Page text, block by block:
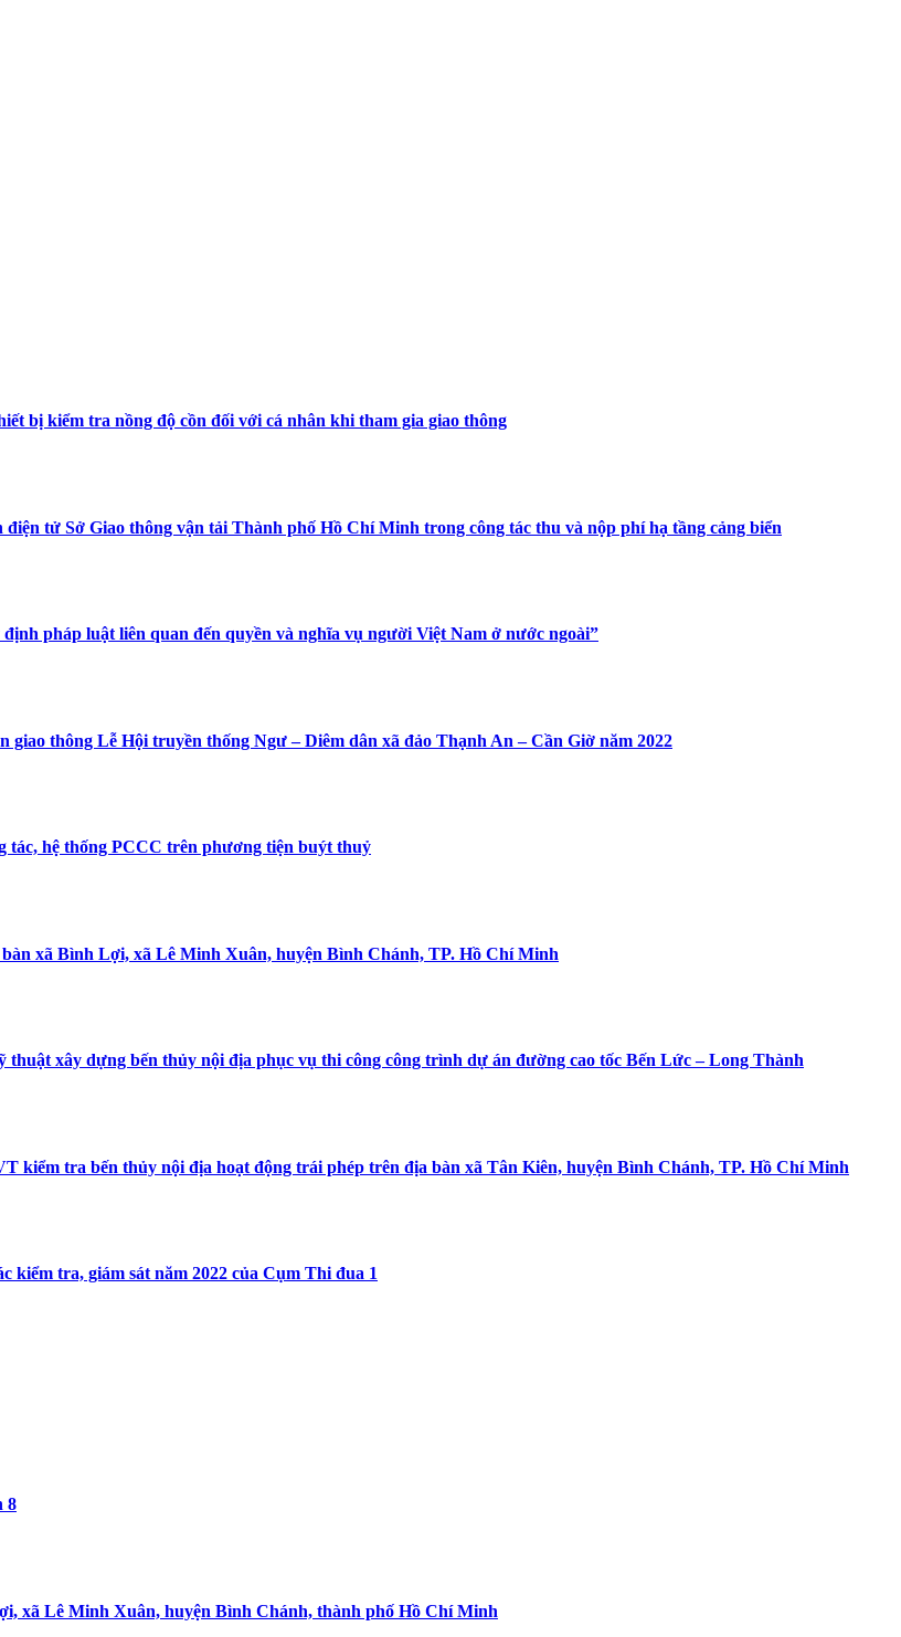
bị kiểm tra nồng độ cồn đối với cá nhân khi tham gia giao thông
tử Sở Giao thông vận tải Thành phố Hồ Chí Minh trong công tác thu và nộp phí hạ tầng cảng biển
pháp luật liên quan đến quyền và nghĩa vụ người Việt Nam ở nước ngoài”
thông Lễ Hội truyền thống Ngư – Diêm dân xã đảo Thạnh An – Cần Giờ năm 2022
tác, hệ thống PCCC trên phương tiện buýt thuỷ
xã Bình Lợi, xã Lê Minh Xuân, huyện Bình Chánh, TP. Hồ Chí Minh
xây dựng bến thủy nội địa phục vụ thi công công trình dự án đường cao tốc Bến Lức – Long Thành
kiểm tra bến thủy nội địa hoạt động trái phép trên địa bàn xã Tân Kiên, huyện Bình Chánh, TP. Hồ Chí Minh
kiểm tra, giám sát năm 2022 của Cụm Thi đua 1
8
xã Lê Minh Xuân, huyện Bình Chánh, thành phố Hồ Chí Minh